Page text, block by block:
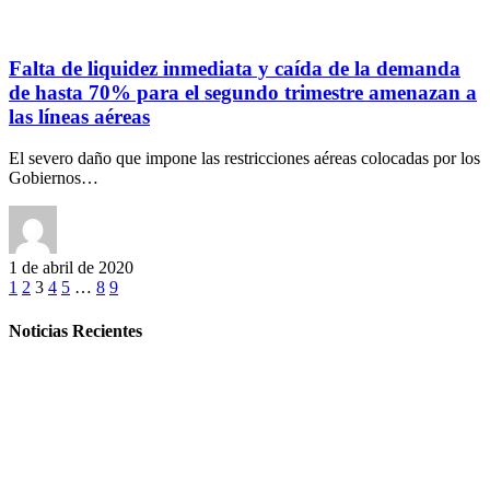
Falta de liquidez inmediata y caída de la demanda
de hasta 70% para el segundo trimestre amenazan a
las líneas aéreas
El severo daño que impone las restricciones aéreas colocadas por los
Gobiernos…
1 de abril de 2020
1 2 3 4 5 … 8 9
Noticias Recientes